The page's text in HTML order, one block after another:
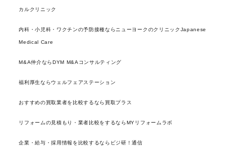
カルクリニック
内科・小児科・ワクチンの予防接種ならニューヨークのクリニックJapanese
Medical Care
M&A仲介ならDYM M&Aコンサルティング
福利厚生ならウェルフェアステーション
おすすめの買取業者を比較するなら買取プラス
リフォームの見積もり・業者比較をするならMYリフォームラボ
企業・給与・採用情報を比較するならビジ研！通信